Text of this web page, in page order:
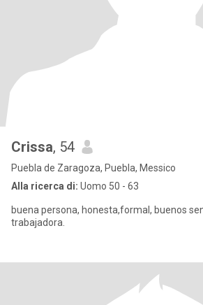
Crissa, 54
Puebla de Zaragoza, Puebla, Messico
Alla ricerca di: Uomo 50 - 63
buena persona, honesta,formal, buenos
trabajadora.